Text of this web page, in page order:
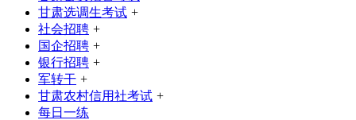
甘肃选调生考试 +
社会招聘 +
国企招聘 +
银行招聘 +
军转干 +
甘肃农村信用社考试 +
每日一练